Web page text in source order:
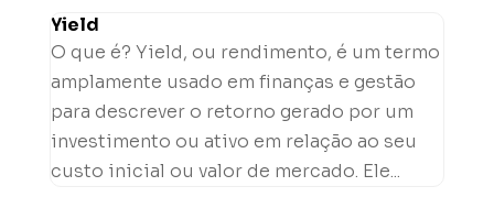
Yield
O que é? Yield, ou rendimento, é um termo
amplamente usado em finanças e gestão
para descrever o retorno gerado por um
investimento ou ativo em relação ao seu
custo inicial ou valor de mercado. Ele...